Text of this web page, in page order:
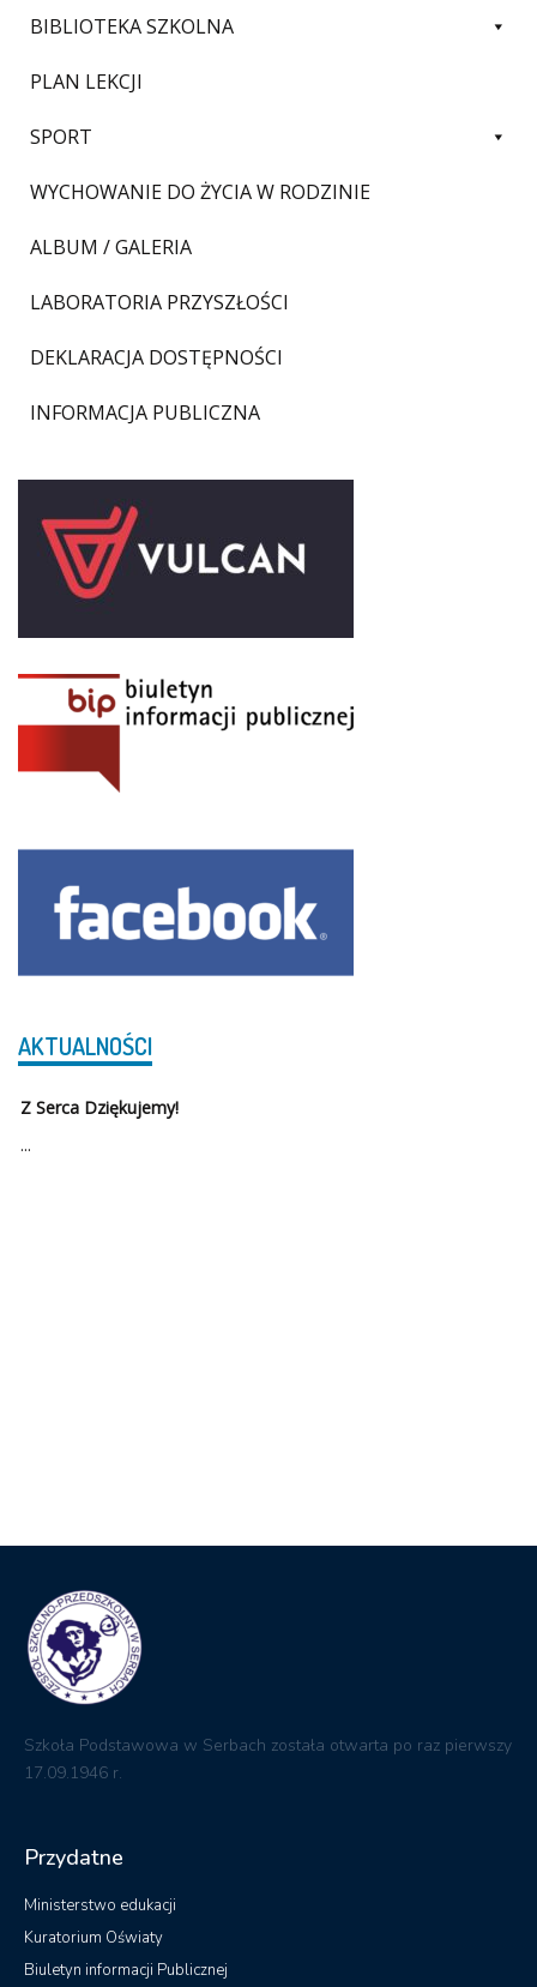
BIBLIOTEKA SZKOLNA
PLAN LEKCJI
SPORT
WYCHOWANIE DO ŻYCIA W RODZINIE
ALBUM / GALERIA
LABORATORIA PRZYSZŁOŚCI
DEKLARACJA DOSTĘPNOŚCI
INFORMACJA PUBLICZNA
AKTUALNOŚCI
Z Serca Dziękujemy!
...
Przydatne
Ministerstwo edukacji
Kuratorium Oświaty
Biuletyn informacji Publicznej
Dziennik elektroniczny
Kontakt
Telefon: +48 (76) 833 13 13